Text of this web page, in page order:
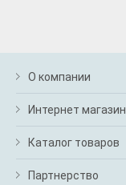
О компании
Интернет магазин
Каталог товаров
Партнерство